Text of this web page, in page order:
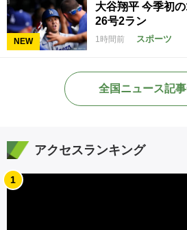
NEW
大谷翔平 今季初
26号2ラン
1時間前 スポーツ
全国ニュース記
アクセスランキング
1